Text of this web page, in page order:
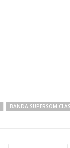
BANDA SUPERSOM